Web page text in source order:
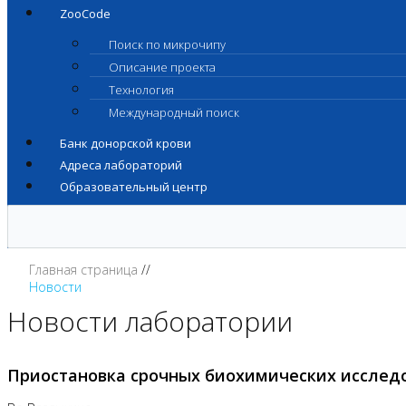
ZooCode
Поиск по микрочипу
Описание проекта
Технология
Международный поиск
Банк донорской крови
Адреса лабораторий
Образовательный центр
Главная страница
Новости
Новости лаборатории
Приостановка срочных биохимических